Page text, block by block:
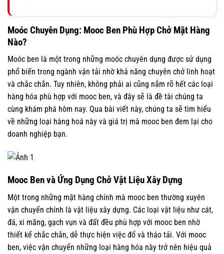
Moóc Chuyên Dụng: Mooc Ben Phù Hợp Chở Mặt Hàng
Nào?
Moóc ben là một trong những moóc chuyên dụng được sử dụng
phổ biến trong ngành vận tải nhờ khả năng chuyên chở linh hoạt
và chắc chắn. Tuy nhiên, không phải ai cũng nắm rõ hết các loại
hàng hóa phù hợp với mooc ben, và đây sẽ là đề tài chúng ta
cùng khám phá hôm nay. Qua bài viết này, chúng ta sẽ tìm hiểu
về những loại hàng hoá này và giá trị mà mooc ben đem lại cho
doanh nghiệp bạn.
Mooc Ben và Ứng Dụng Chở Vật Liệu Xây Dựng
Một trong những mặt hàng chính mà mooc ben thường xuyên
vận chuyển chính là vật liệu xây dựng. Các loại vật liệu như cát,
đá, xi măng, gạch vụn và đất đều phù hợp với mooc ben nhờ
thiết kế chắc chắn, dễ thực hiện việc đổ và tháo tải. Với mooc
ben, việc vận chuyển những loại hàng hóa này trở nên hiệu quả